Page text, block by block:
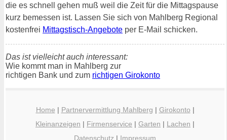
die es schnell gehen muß weil die Zeit für die Mittagspause
kurz bemessen ist. Lassen Sie sich von Mahlberg Regional
kostenfrei Mittagstisch-Angebote per E-Mail schicken.
Das ist vielleicht auch interessant:
Wie kommt man in Mahlberg zur
richtigen Bank und zum richtigen Girokonto
Home | Partnervermittlung Mahlberg | Girokonto |
Kleinanzeigen | Firmenservice | Garten | Lachen |
Datenschutz | Impressum